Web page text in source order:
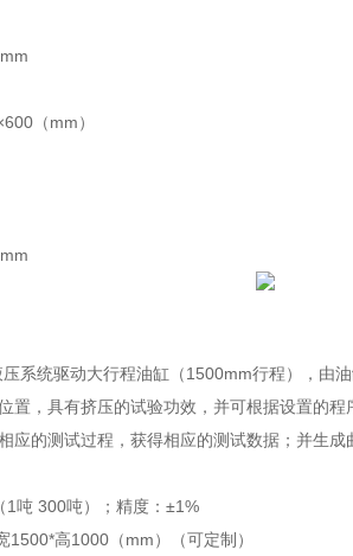
（mm）
系统驱动大行程油缸（1500mm行程），由
置，具有挤压的试验功效，并可根据设置的
应的测试过程，获得相应的测试数据；并生成
1吨 300吨）；精度：±1%
高1000（mm）（可定制）